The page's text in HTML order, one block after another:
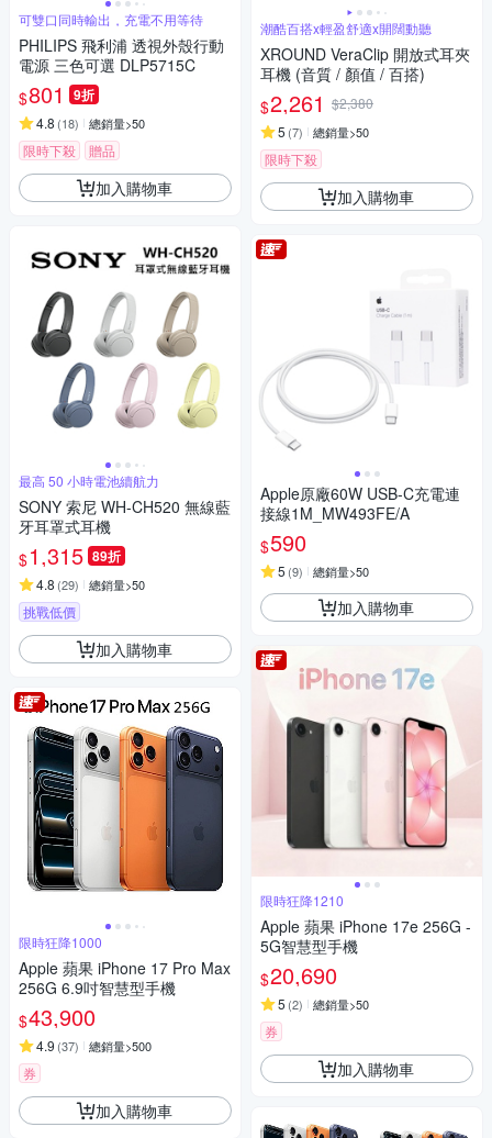
可雙口同時輸出，充電不用等待
PHILIPS 飛利浦 透視外殼行動
電源 三色可選 DLP5715C
$801 9折
4.8 (18) 總銷量>50
限時下殺 贈品
加入購物車
最高 50 小時電池續航力
SONY 索尼 WH-CH520 無線藍
牙耳罩式耳機
$1,315 89折
4.8 (29) 總銷量>50
挑戰低價
加入購物車
限時狂降1000
Apple 蘋果 iPhone 17 Pro Max
256G 6.9吋智慧型手機
$43,900
4.9 (37) 總銷量>500
券
加入購物車
潮酷百搭x輕盈舒適x開闊動聽
XROUND VeraClip 開放式耳夾
耳機 (音質 / 顏值 / 百搭)
$2,261 $2,380
5 (7) 總銷量>50
限時下殺
加入購物車
Apple原廠60W USB-C充電連
接線1M_MW493FE/A
$590
5 (9) 總銷量>50
加入購物車
限時狂降1210
Apple 蘋果 iPhone 17e 256G -
5G智慧型手機
$20,690
5 (2) 總銷量>50
券
加入購物車